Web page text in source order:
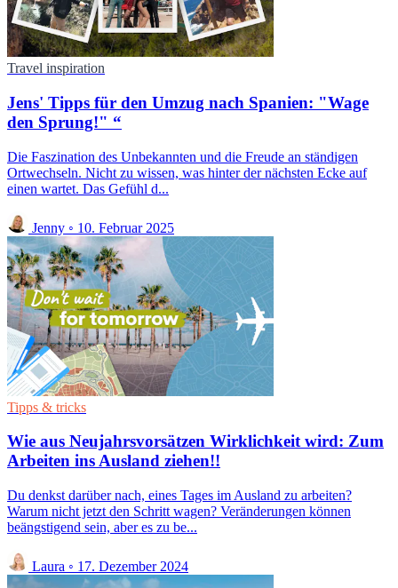
Travel inspiration
Jens' Tipps für den Umzug nach Spanien: "Wage
den Sprung!" “
Die Faszination des Unbekannten und die Freude an ständigen
Ortwechseln. Nicht zu wissen, was hinter der nächsten Ecke auf
einen wartet. Das Gefühl d...
Jenny ◦ 10. Februar 2025
Tipps & tricks
Wie aus Neujahrsvorsätzen Wirklichkeit wird: Zum
Arbeiten ins Ausland ziehen!!
Du denkst darüber nach, eines Tages im Ausland zu arbeiten?
Warum nicht jetzt den Schritt wagen? Veränderungen können
beängstigend sein, aber es zu be...
Laura ◦ 17. Dezember 2024